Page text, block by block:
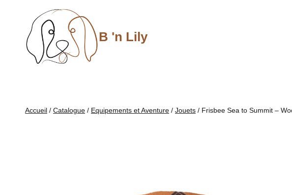
B 'n Lily
Accueil / Catalogue / Equipements et Aventure / Jouets / Frisbee Sea to Summit –